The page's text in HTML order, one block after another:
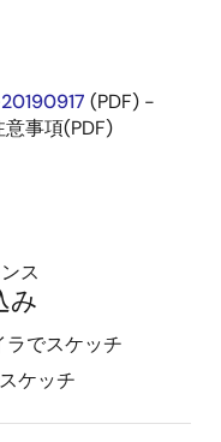
(PDF) -
事項(PDF)
ス
み
ラでスケッチ
ケッチ